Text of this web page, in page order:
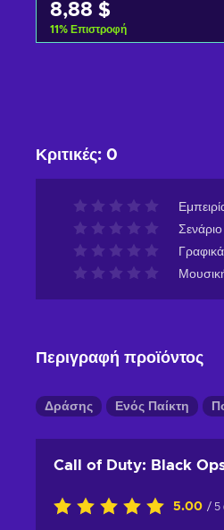
8,88 $
11% Επιστροφή
Κριτικές: 0
Σενάριο
Γραφικά
Περιγραφή προϊόντος
Δράσης Ενός Παίκτη
Call of Duty: Black
5.00 / 5